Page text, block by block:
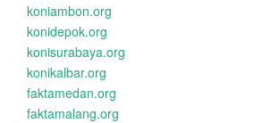
koniambon.org
konidepok.org
konisurabaya.org
konikalbar.org
faktamedan.org
faktamalang.org